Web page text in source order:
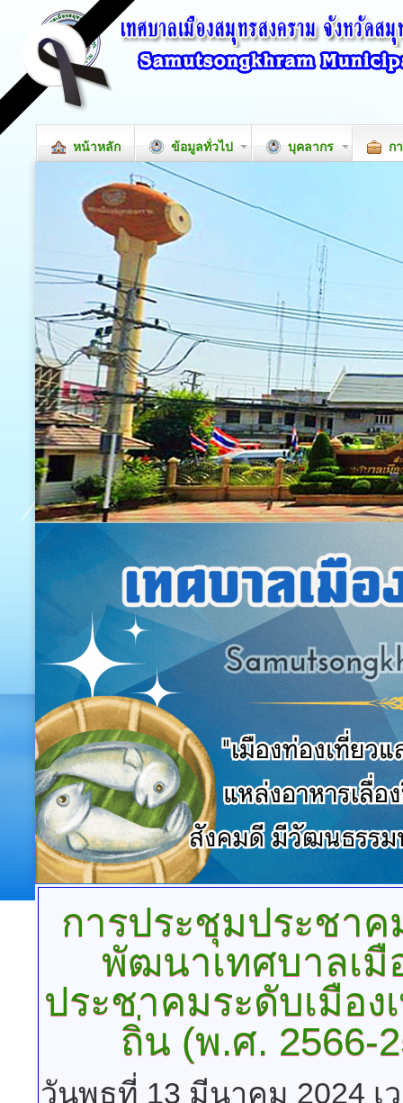
หน้าหลัก ข้อมูลทั่วไป บุคลากร ก
การประชุมประชา
พัฒนาเทศบาลเมื
ประชาคมระดับเมือ
ถิ่น (พ.ศ. 2566-
วันพุธที่ 13 มีนาคม 2024 เ